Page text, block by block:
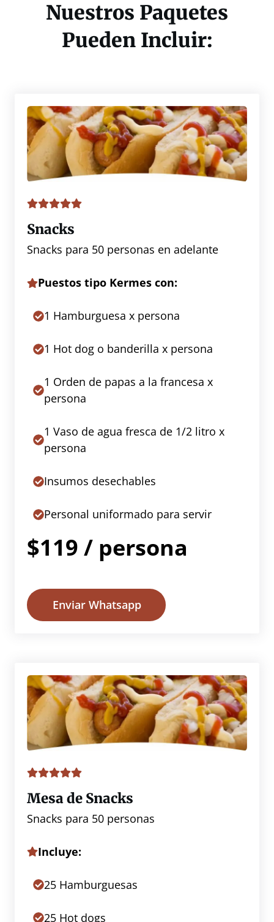
Nuestros Paquetes
Pueden Incluir:
Snacks
Snacks para 50 personas en adelante
Puestos tipo Kermes con:
1 Hamburguesa x persona
1 Hot dog o banderilla x persona
1 Orden de papas a la francesa x
persona
1 Vaso de agua fresca de 1/2 litro x
persona
Insumos desechables
Personal uniformado para servir
$119 / persona
Enviar Whatsapp
Mesa de Snacks
Snacks para 50 personas
Incluye:
25 Hamburguesas
25 Hot dogs